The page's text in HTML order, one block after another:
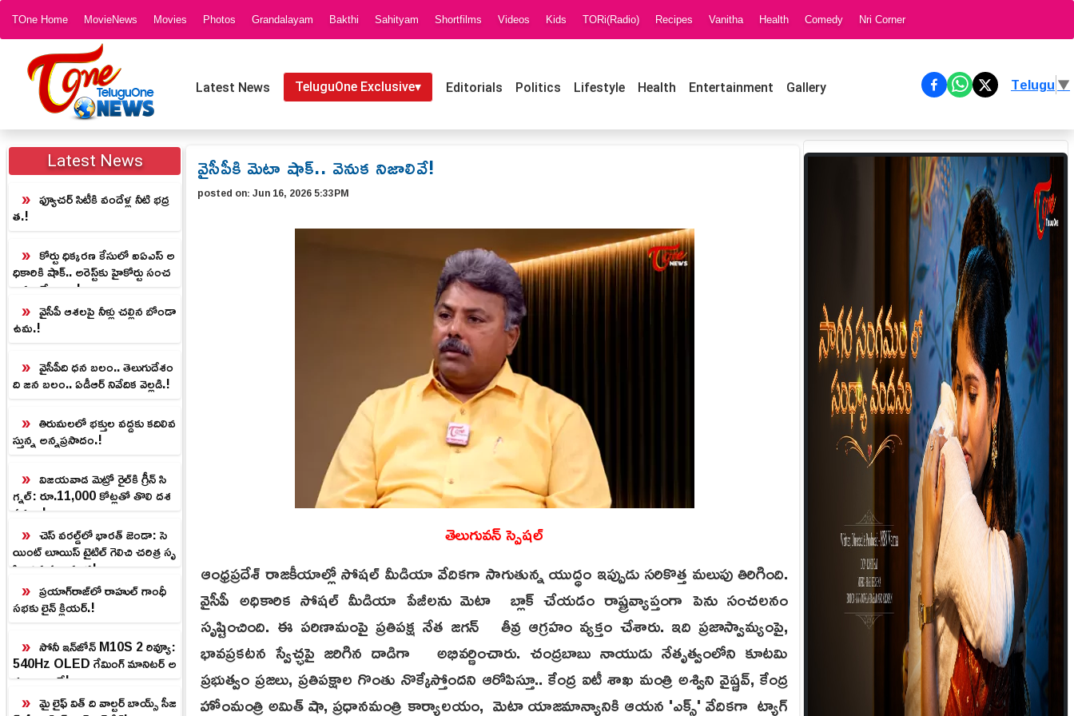
TOne Home MovieNews Movies Photos Grandalayam Bakthi Sahityam Shortfilms Videos Kids TORi(Radio) Recipes Vanitha Health Comedy Nri Corner
Latest News TeluguOne Exclusive▾ Editorials Politics Lifestyle Health Entertainment Gallery Telugu▼
Latest News
ఫ్యూచర్ సిటీకి వందేళ్ల నీటి భద్ర
త.!
కోర్టు ధిక్కరణ కేసులో ఐఏఎస్ అ
ధికారికి షాక్.. అరెస్ట్‌కు హైకోర్టు సంచ
లన ఆదేశాలు..!
వైసీపీ ఆశలపై నీళ్లు చల్లిన బోండా
ఉమ.!
వైసీపీది ధన బలం.. తెలుగుదేశం
ది జన బలం.. ఏడీఆర్ నివేదిక వెల్లడి.!
తిరుమలలో భక్తుల వద్దకు కదిలివ
స్తున్న అన్నప్రసాదం.!
విజయవాడ మెట్రో రైల్‌కి గ్రీన్ సి
గ్నల్: రూ.11,000 కోట్లతో తొలి దశ
పనులు!
చెస్ వరల్డ్‌లో భారత్ జెండా: సె
యింట్ లూయిస్ టైటిల్ గెలిచి చరిత్ర సృ
ష్టించిన ప్రజ్ఞానంద!
ప్రయాగ్‌రాజ్‌లో రాహుల్ గాంధీ
సభకు లైన్ క్లియర్.!
సోనీ ఇన్‌జోన్ M10S 2 రివ్యూ:
540Hz OLED గేమింగ్ మానిటర్ అ
ద్భుతాలు ఇవే!
మై లైఫ్ విత్ ది వాల్టర్ బాయ్స్ సీజ
వైసీపీకి మెటా షాక్.. వెనుక నిజాలివే!
posted on:Jun 16, 2026 5:33PM
తెలుగువన్ స్పెషల్
ఆంధ్రప్రదేశ్ రాజకీయాల్లో సోషల్ మీడియా వేదికగా సాగుతున్న యుద్ధం ఇప్పుడు సరికొత్త మలుపు తిరిగింది.
వైసీపీ అధికారిక సోషల్ మీడియా పేజీలను మెటా బ్లాక్ చేయడం రాష్ట్రవ్యాప్తంగా పెను సంచలనం
సృష్టించింది. ఈ పరిణామంపై ప్రతిపక్ష నేత జగన్ తీవ్ర ఆగ్రహం వ్యక్తం చేశారు. ఇది ప్రజాస్వామ్యంపై,
భావప్రకటన స్వేచ్ఛపై జరిగిన దాడిగా అభివర్ణించారు. చంద్రబాబు నాయుడు నేతృత్వంలోని కూటమి
ప్రభుత్వం ప్రజలు, ప్రతిపక్షాల గొంతు నొక్కేస్తోందని ఆరోపిస్తూ.. కేంద్ర ఐటీ శాఖ మంత్రి అశ్విని వైష్ణవ్, కేంద్ర
హోంమంత్రి అమిత్ షా, ప్రధానమంత్రి కార్యాలయం, మెటా యాజమాన్యానికి ఆయన 'ఎక్స్' వేదికగా ట్యాగ్